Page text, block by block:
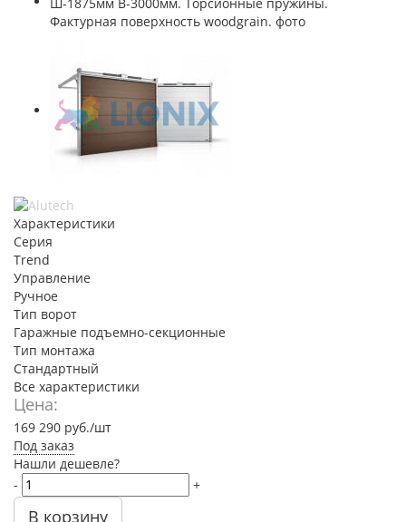
Характеристики
Серия
Trend
Управление
Ручное
Тип ворот
Гаражные подъемно-секционные
Тип монтажа
Стандартный
Все характеристики
Цена:
169 290 руб./шт
Под заказ
Нашли дешевле?
-
+
В корзину